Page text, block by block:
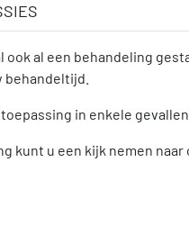
al een behandeling
behandeltijd.
in enkele
kunt u een kijk nemen naar